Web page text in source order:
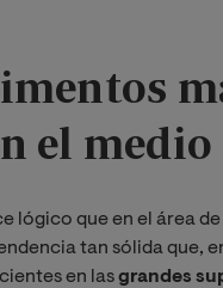
el
lógico que en el área
tan sólida que,
en lasgrandes